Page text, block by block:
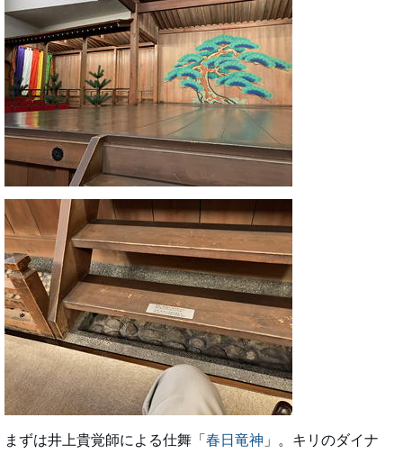
まずは井上貴覚師による仕舞「 春日竜神 」。キリのダイナ